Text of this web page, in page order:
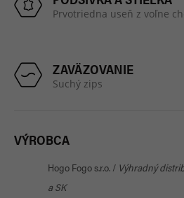
Prvotriedna useň z voľne
ZAVÄZOVANIE
Suchý zips
VÝROBCA
Hogo Fogo s.r.o. / Výhradný
a SK